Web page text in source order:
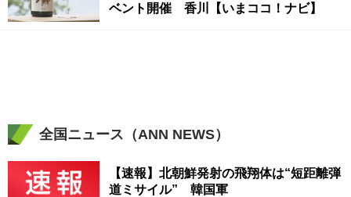
ベント開催 香川【いまココ！ナビ】
全国ニュース（ANN NEWS）
【速報】北朝鮮発射の飛翔体は“短距離弾
道ミサイル” 韓国軍